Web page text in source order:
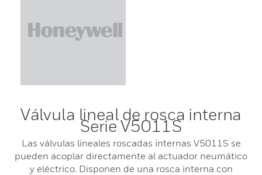
Válvula lineal de rosca interna
Serie V5011S
Las válvulas lineales roscadas internas V5011S se
pueden acoplar directamente al actuador neumático
y eléctrico. Disponen de una rosca interna con